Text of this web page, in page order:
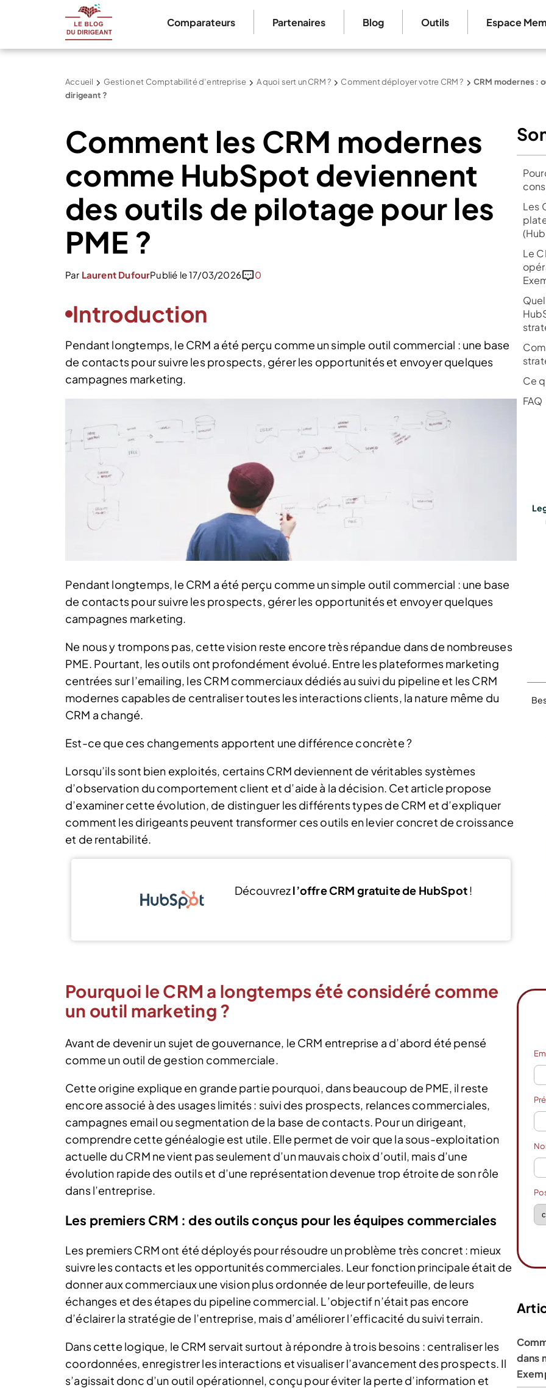
Comparateurs Partenaires Blog Outils Espace
Accueil Gestion et Comptabilité d’entreprise A quoi sert un CRM ? Comment déployer votre CRM ?
CRM modernes :
dirigeant ?
Comment les CRM modernes
comme HubSpot deviennent
des outils de pilotage pour les
PME ?
Par Laurent DufourPublié le 17/03/2026 0
Introduction
Pendant longtemps, le CRM a été perçu comme un simple outil commercial : une base
de contacts pour suivre les prospects, gérer les opportunités et envoyer quelques
campagnes marketing.
Pendant longtemps, le CRM a été perçu comme un simple outil commercial : une base
de contacts pour suivre les prospects, gérer les opportunités et envoyer quelques
campagnes marketing.
Ne nous y trompons pas, cette vision reste encore très répandue dans de nombreuses
PME. Pourtant, les outils ont profondément évolué. Entre les plateformes marketing
centrées sur l’emailing, les CRM commerciaux dédiés au suivi du pipeline et les CRM
modernes capables de centraliser toutes les interactions clients, la nature même du
CRM a changé.
Est-ce que ces changements apportent une différence concrète ?
Lorsqu’ils sont bien exploités, certains CRM deviennent de véritables systèmes
d’observation du comportement client et d’aide à la décision. Cet article propose
d’examiner cette évolution, de distinguer les différents types de CRM et d’expliquer
comment les dirigeants peuvent transformer ces outils en levier concret de croissance
et de rentabilité.
Découvrezl’offre CRM gratuite de HubSpot!
Pourquoi le CRM a longtemps été considéré comme
un outil marketing ?
Avant de devenir un sujet de gouvernance, le CRM entreprise a d’abord été pensé
comme un outil de gestion commerciale.
Cette origine explique en grande partie pourquoi, dans beaucoup de PME, il reste
encore associé à des usages limités : suivi des prospects, relances commerciales,
campagnes email ou segmentation de la base de contacts. Pour un dirigeant,
comprendre cette généalogie est utile. Elle permet de voir que la sous-exploitation
actuelle du CRM ne vient pas seulement d’un mauvais choix d’outil, mais d’une
évolution rapide des outils et d’une représentation devenue trop étroite de son rôle
dans l’entreprise.
Les premiers CRM : des outils conçus pour les équipes commerciales
Les premiers CRM ont été déployés pour résoudre un problème très concret : mieux
suivre les contacts et les opportunités commerciales. Leur fonction principale était de
donner aux commerciaux une vision plus ordonnée de leur portefeuille, de leurs
échanges et des étapes du pipeline commercial. L’objectif n’était pas encore
d’éclairer la stratégie de l’entreprise, mais d’améliorer l’efficacité du suivi terrain.
Dans cette logique, le CRM servait surtout à répondre à trois besoins : centraliser les
coordonnées, enregistrer les interactions et visualiser l’avancement des prospects. Il
s’agissait donc d’un outil opérationnel, conçu pour éviter la perte d’information et
Les
Le
Ce
FAQ
dans